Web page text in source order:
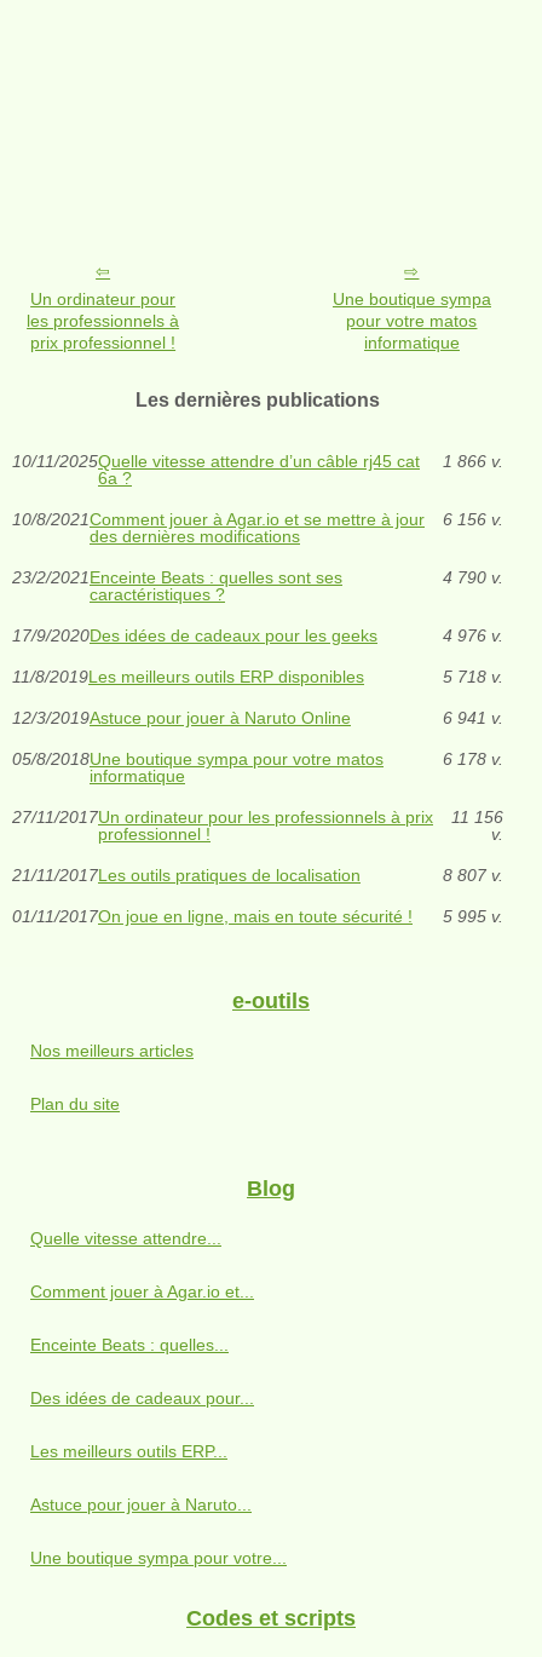
Un ordinateur pour
les professionnels à
prix professionnel !
Une boutique sympa
pour votre matos
informatique
Les dernières publications
10/11/2025Quelle vitesse attendre d’un câble rj45 cat
6a ?
1 866 v.
10/8/2021Comment jouer à Agar.io et se mettre à jour
des dernières modifications
6 156 v.
23/2/2021Enceinte Beats : quelles sont ses
caractéristiques ?
4 790 v.
17/9/2020Des idées de cadeaux pour les geeks 4 976 v.
11/8/2019Les meilleurs outils ERP disponibles 5 718 v.
12/3/2019Astuce pour jouer à Naruto Online 6 941 v.
05/8/2018Une boutique sympa pour votre matos
informatique
6 178 v.
27/11/2017Un ordinateur pour les professionnels à prix
professionnel !
11 156
v.
21/11/2017Les outils pratiques de localisation 8 807 v.
01/11/2017On joue en ligne, mais en toute sécurité ! 5 995 v.
e-outils
Nos meilleurs articles
Plan du site
Blog
Quelle vitesse attendre...
Comment jouer à Agar.io et...
Enceinte Beats : quelles...
Des idées de cadeaux pour...
Les meilleurs outils ERP...
Astuce pour jouer à Naruto...
Une boutique sympa pour votre...
Codes et scripts